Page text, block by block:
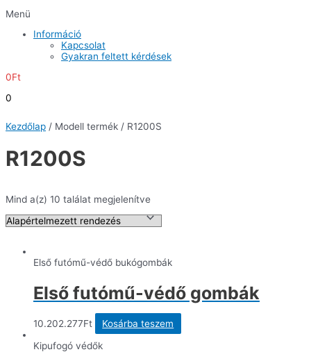
Menü
Információ
Kapcsolat
Gyakran feltett kérdések
0Ft
0
Kezdőlap / Modell termék / R1200S
R1200S
Mind a(z) 10 találat megjelenítve
Első futómű-védő bukógombák
Első futómű-védő gombák
10.202.277Ft
Kosárba teszem
Kipufogó védők